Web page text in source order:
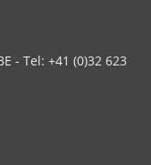
- Tel: +41 (0)32 623